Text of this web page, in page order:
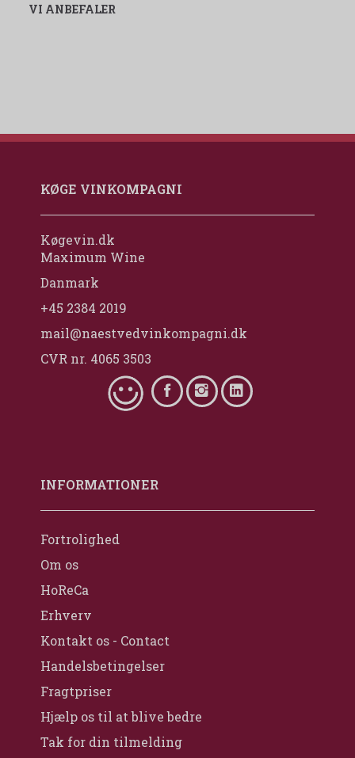
VI ANBEFALER
KØGE VINKOMPAGNI
Køgevin.dk
Maximum Wine
Danmark
+45 2384 2019
mail@naestvedvinkompagni.dk
CVR nr. 4065 3503
INFORMATIONER
Fortrolighed
Om os
HoReCa
Erhverv
Kontakt os - Contact
Handelsbetingelser
Fragtpriser
Hjælp os til at blive bedre
Tak for din tilmelding